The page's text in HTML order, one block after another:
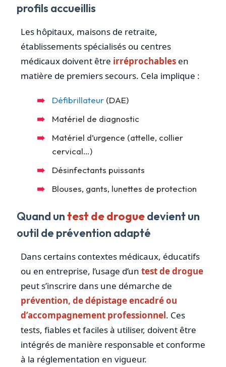
profils accueillis
Les hôpitaux, maisons de retraite,
établissements spécialisés ou centres
médicaux doivent être irréprochables en
matière de premiers secours. Cela implique :
Défibrillateur (DAE)
Matériel de diagnostic
Matériel d’urgence (attelle, collier
cervical…)
Désinfectants puissants
Blouses, gants, lunettes de protection
Quand untest de droguedevient un
outil de prévention adapté
Dans certains contextes médicaux, éducatifs
ou en entreprise, l’usage d’un test de drogue
peut s’inscrire dans une démarche de
prévention, de dépistage encadré ou
d’accompagnement professionnel. Ces
tests, fiables et faciles à utiliser, doivent être
intégrés de manière responsable et conforme
à la réglementation en vigueur.